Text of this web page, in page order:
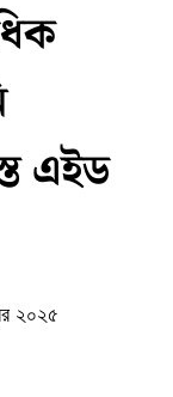
এইড
২০২৫